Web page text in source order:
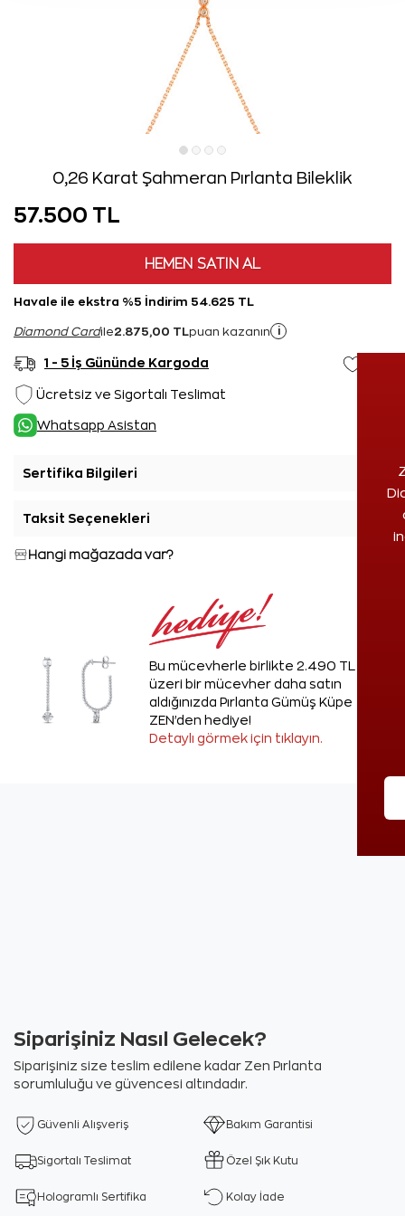
0,26 Karat Şahmeran Pırlanta Bileklik
57.500 TL
HEMEN SATIN AL
Havale ile ekstra %5 İndirim 54.625 TL
Diamond Cardile2.875,00 TL puan kazanın i
1 - 5 İş Gününde Kargoda
Ücretsiz ve Sigortalı Teslimat
Whatsapp Asistan
Sertifika Bilgileri
Taksit Seçenekleri
Hangi mağazada var?
Bu mücevherle birlikte 2.490 TL ve
üzeri bir mücevher daha satın
aldığınızda Pırlanta Gümüş Küpe
ZEN'den hediye!
Detaylı görmek için tıklayın.
Siparişiniz Nasıl Gelecek?
Siparişiniz size teslim edilene kadar Zen Pırlanta
sorumluluğu ve güvencesi altındadır.
Güvenli Alışveriş Bakım Garantisi
Sigortalı Teslimat Özel Şık Kutu
Hologramlı Sertifika Kolay İade